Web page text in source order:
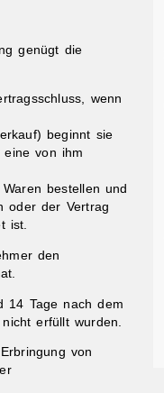
genügt die
wenn
beginnt sie
von ihm
bestellen und
oder der Vertrag
ist.
den
14 Tage nach dem
erfüllt wurden.
von